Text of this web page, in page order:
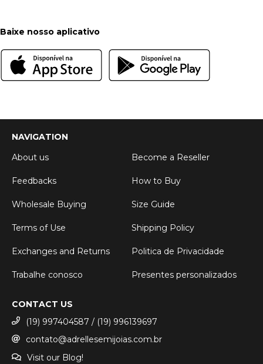
Baixe nosso aplicativo
NAVIGATION
About us
Become a Reseller
Feedbacks How to Buy
Wholesale Buying Size Guide
Terms of Use Shipping Policy
Exchanges and Returns Politica de Privacidade
Trabalhe conosco Presentes personalizados
CONTACT US
(19) 997404587 / (19) 996139697
contato@adrellesemijoias.com.br
Visit our Blog!